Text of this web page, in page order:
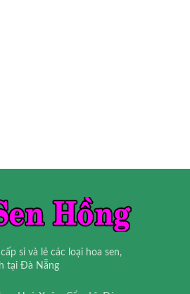
sỉ và lẻ các loại hoa sen,
tại Đà Nẵng